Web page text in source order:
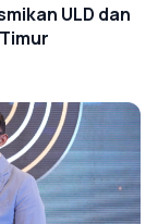
ULD dan